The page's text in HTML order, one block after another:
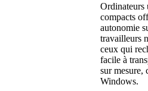
Ordinateurs
compacts
autonomie
travailleurs
ceux qui
facile à
sur mesure,
Windows.